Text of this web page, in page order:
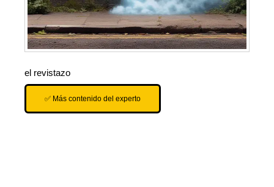
el revistazo
✅ Más contenido del experto